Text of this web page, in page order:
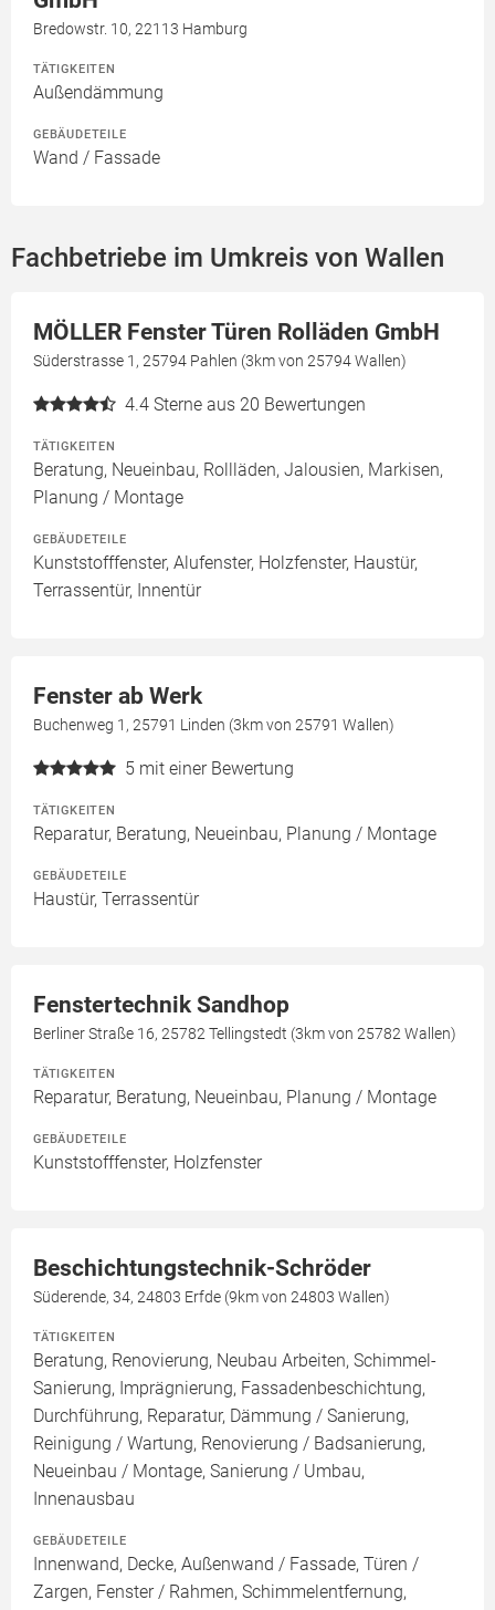
Bredowstr. 10, 22113 Hamburg
TÄTIGKEITEN
Außendämmung
GEBÄUDETEILE
Wand / Fassade
Fachbetriebe im Umkreis von Wallen
MÖLLER Fenster Türen Rolläden GmbH
Süderstrasse 1, 25794 Pahlen (3km von 25794 Wallen)
4.4 Sterne aus 20 Bewertungen
TÄTIGKEITEN
Beratung, Neueinbau, Rollläden, Jalousien, Markisen,
Planung / Montage
GEBÄUDETEILE
Kunststofffenster, Alufenster, Holzfenster, Haustür,
Terrassentür, Innentür
Fenster ab Werk
Buchenweg 1, 25791 Linden (3km von 25791 Wallen)
5 mit einer Bewertung
TÄTIGKEITEN
Reparatur, Beratung, Neueinbau, Planung / Montage
GEBÄUDETEILE
Haustür, Terrassentür
Fenstertechnik Sandhop
Berliner Straße 16, 25782 Tellingstedt (3km von 25782 Wallen)
TÄTIGKEITEN
Reparatur, Beratung, Neueinbau, Planung / Montage
GEBÄUDETEILE
Kunststofffenster, Holzfenster
Beschichtungstechnik-Schröder
Süderende, 34, 24803 Erfde (9km von 24803 Wallen)
TÄTIGKEITEN
Beratung, Renovierung, Neubau Arbeiten, Schimmel-
Sanierung, Imprägnierung, Fassadenbeschichtung,
Durchführung, Reparatur, Dämmung / Sanierung,
Reinigung / Wartung, Renovierung / Badsanierung,
Neueinbau / Montage, Sanierung / Umbau,
Innenausbau
GEBÄUDETEILE
Innenwand, Decke, Außenwand / Fassade, Türen /
Zargen, Fenster / Rahmen, Schimmelentfernung,